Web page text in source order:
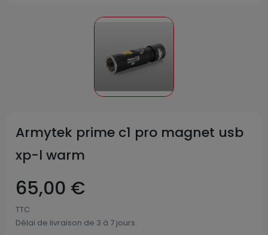
Armytek prime c1 pro magnet usb
xp-l warm
65,00 €
TTC
Délai de livraison de 3 à 7 jours.